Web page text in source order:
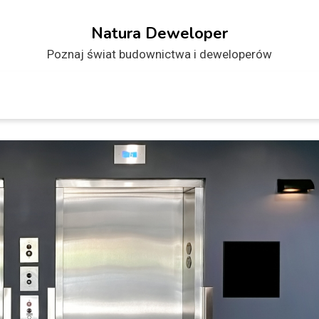
Natura Deweloper
Poznaj świat budownictwa i deweloperów